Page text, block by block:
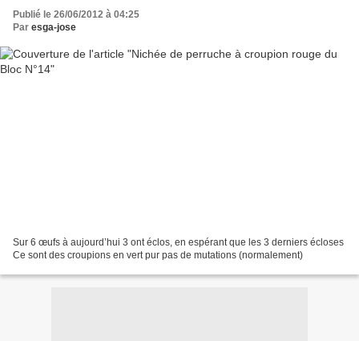
Publié le 26/06/2012 à 04:25
Par esga-jose
Sur 6 œufs à aujourd’hui 3 ont éclos, en espérant que les 3 derniers écloses
Ce sont des croupions en vert pur pas de mutations (normalement)